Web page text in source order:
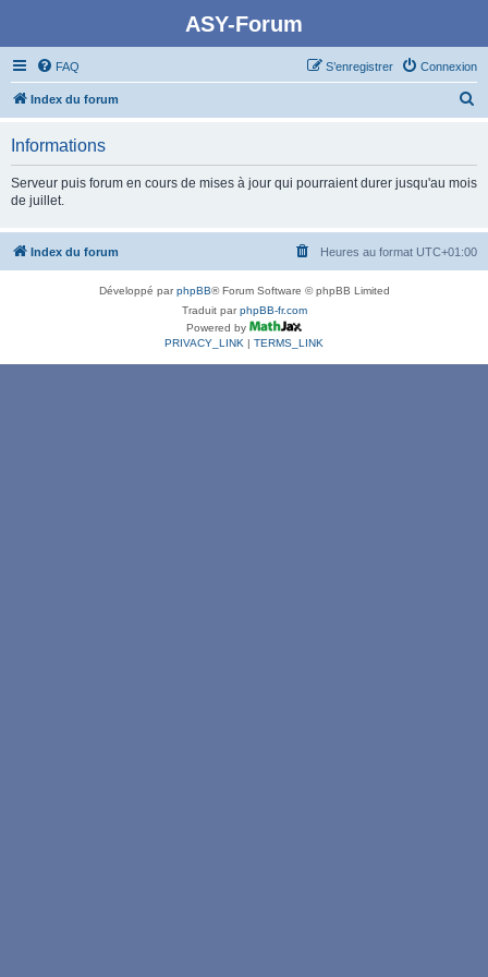
ASY-Forum
FAQ Connexion
S’enregistrer
Index du forum
c
Informations
Serveur puis forum en cours de mises à jour qui pourraient durer jusqu'au mois
de juillet.
Index du forum Heures au format UTC+01:00
Développé parphpBB® Forum Software © phpBB Limited
Traduit parphpBB-fr.com
Powered by
PRIVACY_LINK | TERMS_LINK